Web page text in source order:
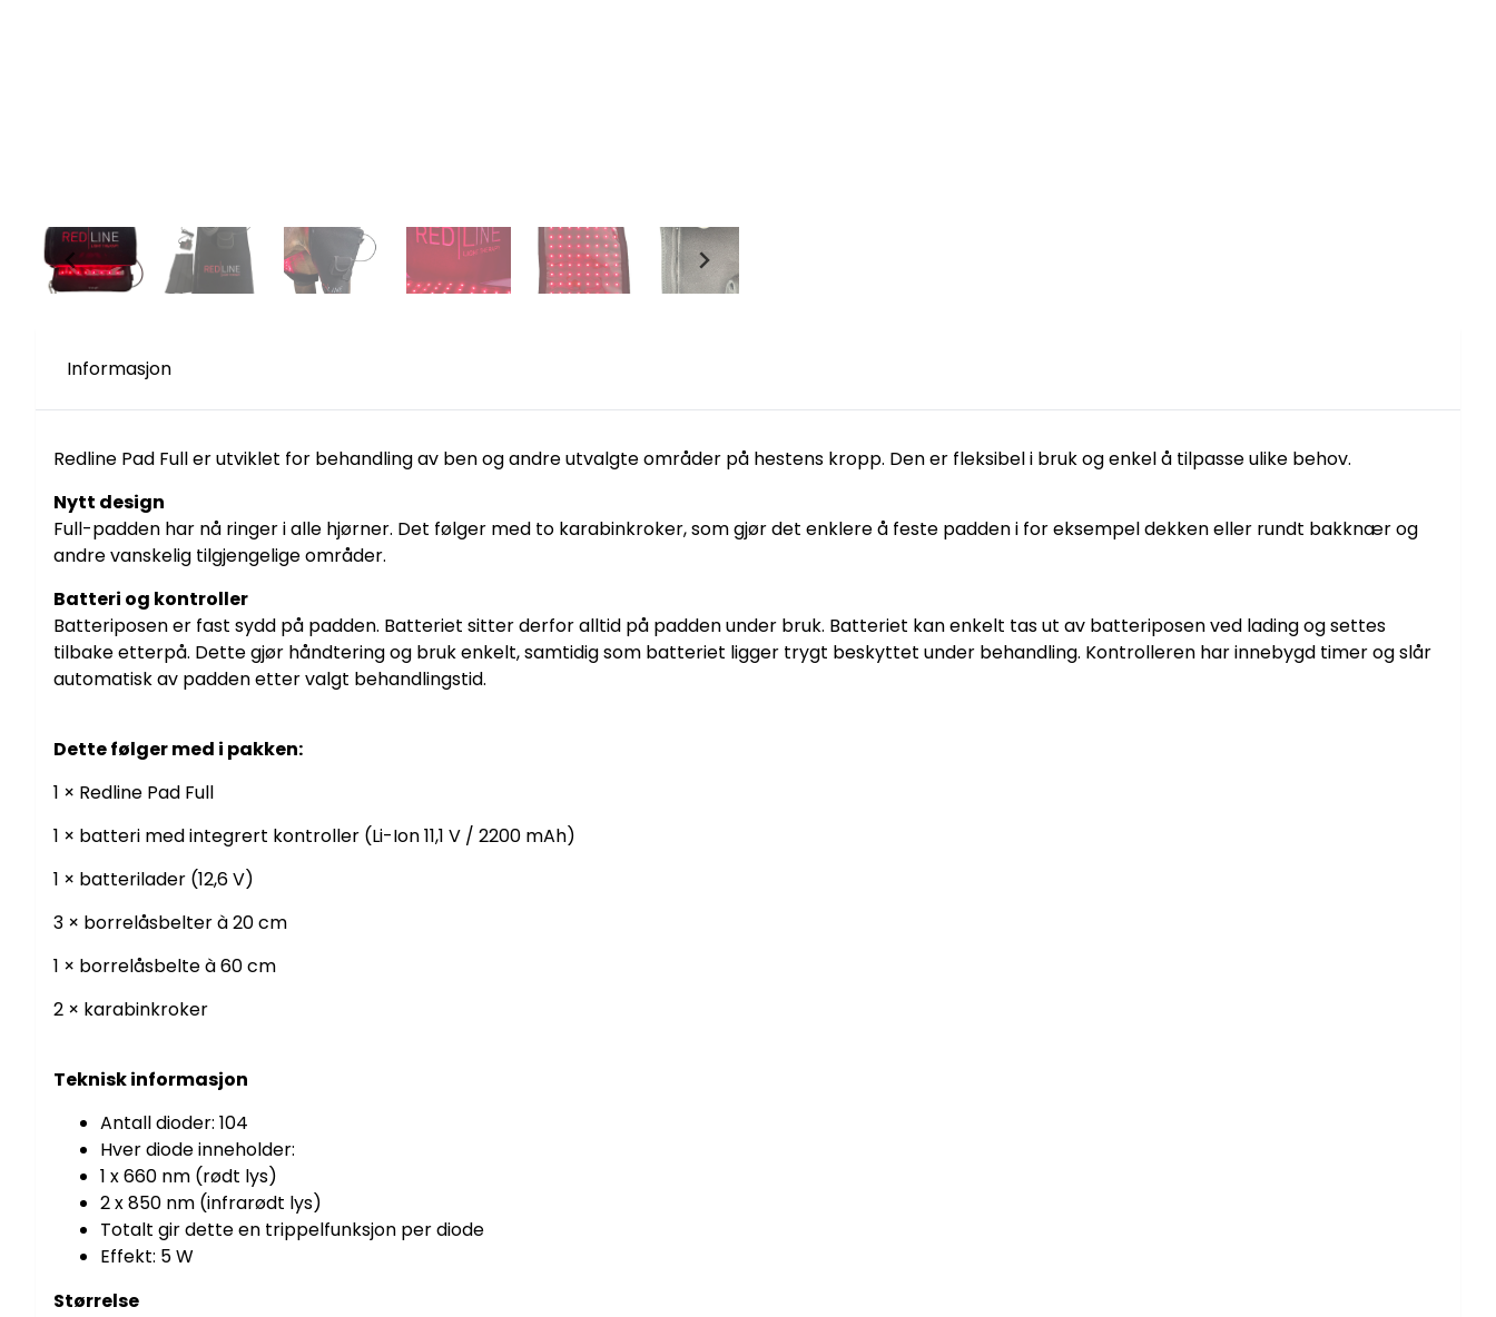
Informasjon
Redline Pad Full er utviklet for behandling av ben og andre utvalgte områder på hestens kropp. Den er fleksibel i bruk og enkel å tilpasse ulike behov.
Nytt design
Full-padden har nå ringer i alle hjørner. Det følger med to karabinkroker, som gjør det enklere å feste padden i for eksempel dekken eller rundt bakknær og
andre vanskelig tilgjengelige områder.
Batteri og kontroller
Batteriposen er fast sydd på padden. Batteriet sitter derfor alltid på padden under bruk. Batteriet kan enkelt tas ut av batteriposen ved lading og settes
tilbake etterpå. Dette gjør håndtering og bruk enkelt, samtidig som batteriet ligger trygt beskyttet under behandling. Kontrolleren har innebygd timer og slår
automatisk av padden etter valgt behandlingstid.
Dette følger med i pakken:
1 × Redline Pad Full
1 × batteri med integrert kontroller (Li-Ion 11,1 V / 2200 mAh)
1 × batterilader (12,6 V)
3 × borrelåsbelter à 20 cm
1 × borrelåsbelte à 60 cm
2 × karabinkroker
Teknisk informasjon
Antall dioder: 104
Hver diode inneholder:
1 x 660 nm (rødt lys)
2 x 850 nm (infrarødt lys)
Totalt gir dette en trippelfunksjon per diode
Effekt: 5 W
Størrelse